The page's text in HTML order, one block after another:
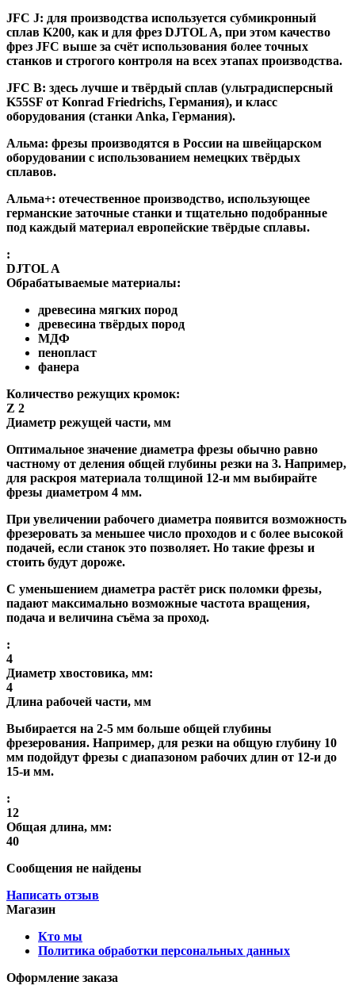
JFC J: для производства используется субмикронный
сплав K200, как и для фрез DJTOL A, при этом качество
фрез JFC выше за счёт использования более точных
станков и строгого контроля на всех этапах производства.
JFC B: здесь лучше и твёрдый сплав (ультрадисперсный
K55SF от Konrad Friedrichs, Германия), и класс
оборудования (станки Anka, Германия).
Альма: фрезы производятся в России на швейцарском
оборудовании с использованием немецких твёрдых
сплавов.
Альма+: отечественное производство, использующее
германские заточные станки и тщательно подобранные
под каждый материал европейские твёрдые сплавы.
:
DJTOL A
Обрабатываемые материалы:
древесина мягких пород
древесина твёрдых пород
МДФ
пенопласт
фанера
Количество режущих кромок:
Z 2
Диаметр режущей части, мм
Оптимальное значение диаметра фрезы обычно равно
частному от деления общей глубины резки на 3. Например,
для раскроя материала толщиной 12-и мм выбирайте
фрезы диаметром 4 мм.
При увеличении рабочего диаметра появится возможность
фрезеровать за меньшее число проходов и с более высокой
подачей, если станок это позволяет. Но такие фрезы и
стоить будут дороже.
С уменьшением диаметра растёт риск поломки фрезы,
падают максимально возможные частота вращения,
подача и величина съёма за проход.
:
4
Диаметр хвостовика, мм:
4
Длина рабочей части, мм
Выбирается на 2-5 мм больше общей глубины
фрезерования. Например, для резки на общую глубину 10
мм подойдут фрезы с диапазоном рабочих длин от 12-и до
15-и мм.
:
12
Общая длина, мм:
40
Сообщения не найдены
Написать отзыв
Магазин
Кто мы
Политика обработки персональных данных
Оформление заказа